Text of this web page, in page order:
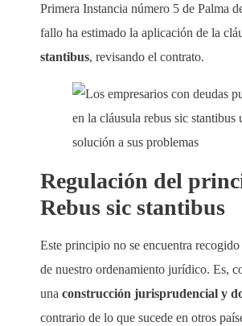
Primera Instancia número 5 de Palma
fallo ha estimado la aplicación de la
stantibus, revisando el contrato.
Regulación del
Rebus sic stantibus
Este principio no se encuentra
de nuestro ordenamiento jurídico. Es,
una construcción jurisprudencial y
contrario de lo que sucede en otros